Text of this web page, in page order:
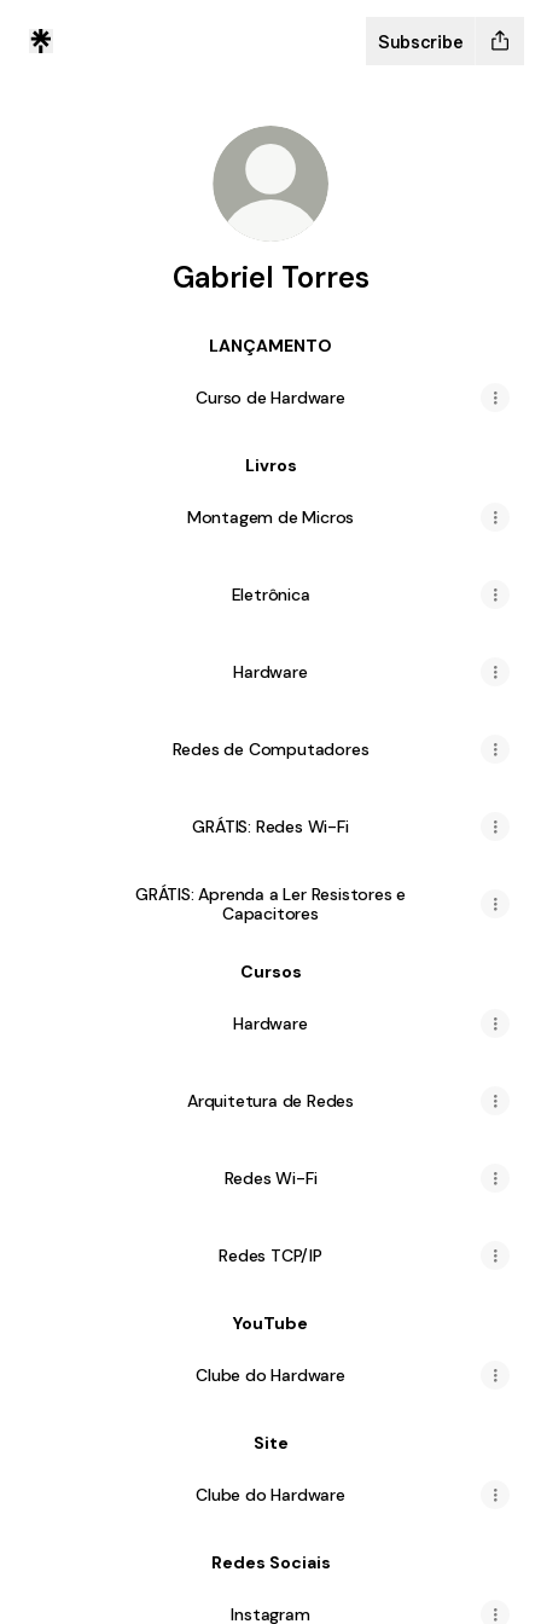
Subscribe
Gabriel Torres
LANÇAMENTO
Curso de Hardware
Livros
Montagem de Micros
Eletrônica
Hardware
Redes de Computadores
GRÁTIS: Redes Wi-Fi
GRÁTIS: Aprenda a Ler Resistores e
Capacitores
Cursos
Hardware
Arquitetura de Redes
Redes Wi-Fi
Redes TCP/IP
YouTube
Clube do Hardware
Site
Clube do Hardware
Redes Sociais
Instagram